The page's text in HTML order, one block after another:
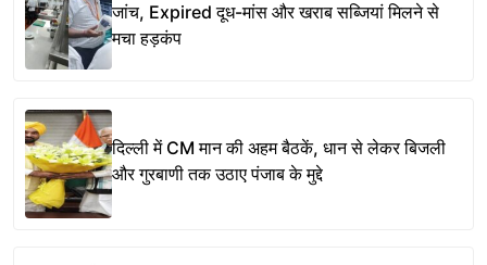
जांच, Expired दूध-मांस और खराब सब्जियां मिलने से
मचा हड़कंप
दिल्ली में CM मान की अहम बैठकें, धान से लेकर बिजली
और गुरबाणी तक उठाए पंजाब के मुद्दे